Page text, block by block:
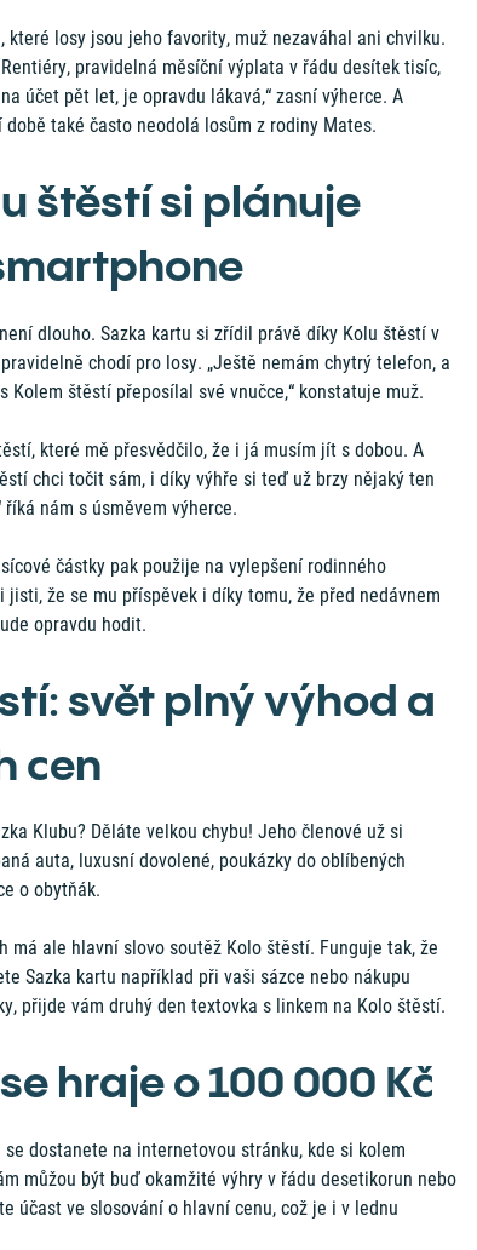
které losy jsou jeho favority, muž nezaváhal ani chvilku.
pravidelná měsíční výplata v řádu desítek tisíc,
účet pět let, je opravdu lákavá,“ zasní výherce. A
době také často neodolá losům z rodiny Mates.
štěstí si plánuje
dlouho. Sazka kartu si zřídil právě díky Kolu štěstí v
chodí pro losy. „Ještě nemám chytrý telefon, a
Kolem štěstí přeposílal své vnučce,“ konstatuje muž.
které mě přesvědčilo, že i já musím jít s dobou. A
chci točit sám, i díky výhře si teď už brzy nějaký ten
nám s úsměvem výherce.
částky pak použije na vylepšení rodinného
jisti, že se mu příspěvek i díky tomu, že před nedávnem
opravdu hodit.
svět plný výhod a
cen
Klubu? Děláte velkou chybu! Jeho členové už si
auta, luxusní dovolené, poukázky do oblíbených
o obytňák.
má ale hlavní slovo soutěž Kolo štěstí. Funguje tak, že
Sazka kartu například při vaši sázce nebo nákupu
přijde vám druhý den textovka s linkem na Kolo štěstí.
hraje o 100 000 Kč
dostanete na internetovou stránku, kde si kolem
můžou být buď okamžité výhry v řádu desetikorun nebo
účast ve slosování o hlavní cenu, což je i v lednu